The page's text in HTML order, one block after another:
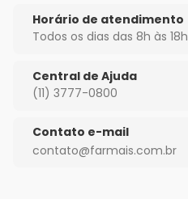
Horário de atendimento
Todos os dias das 8h às 18h
Central de Ajuda
(11) 3777-0800
Contato e-mail
contato@farmais.com.br